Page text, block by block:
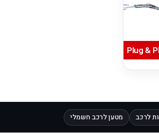
לרכב מטען לרכב חשמלי